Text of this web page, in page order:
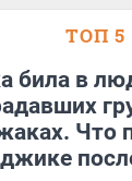
ТОП 5
била в
Что